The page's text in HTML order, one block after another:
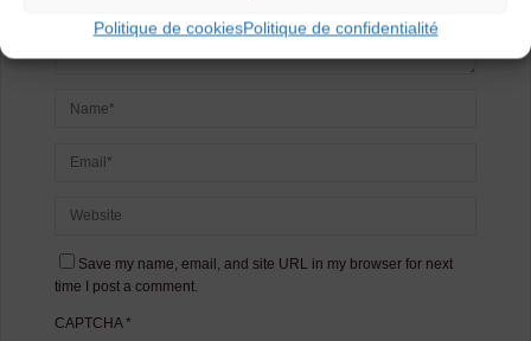
Politique de cookiesPolitique de confidentialité
Save my name, email, and site URL in my browser for next
time I post a comment.
CAPTCHA*